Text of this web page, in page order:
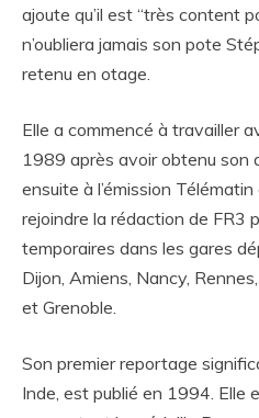
ajoute qu’il est “très content
n’oubliera jamais son pote
retenu en otage.
Elle a commencé à travailler
1989 après avoir obtenu son
ensuite à l’émission
rejoindre la rédaction de FR3
temporaires dans les gares
Dijon, Amiens, Nancy,
et Grenoble.
Son premier reportage
Inde, est publié en 1994. Elle